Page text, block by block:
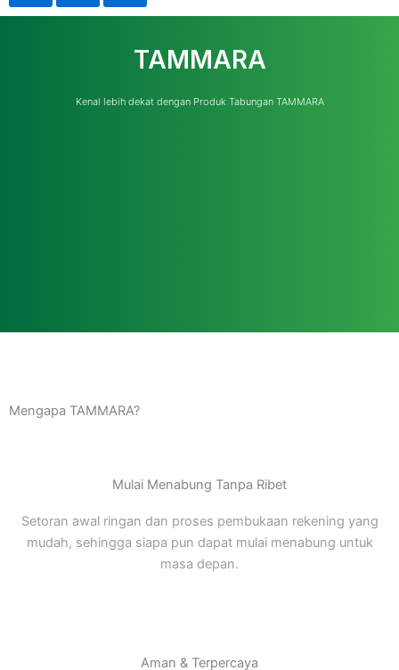
TAMMARA
Kenal lebih dekat dengan Produk Tabungan TAMMARA
Mengapa TAMMARA?
Mulai Menabung Tanpa Ribet
Setoran awal ringan dan proses pembukaan rekening yang
mudah, sehingga siapa pun dapat mulai menabung untuk
masa depan.
Aman & Terpercaya